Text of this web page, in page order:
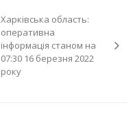
Харківська область:
оперативна
інформація станом на
07:30 16 березня 2022
року